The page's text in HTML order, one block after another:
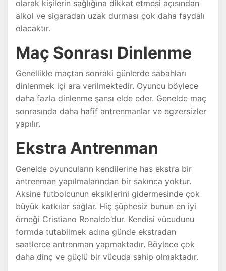
olarak kişilerin sağlığına dikkat etmesi açısından
alkol ve sigaradan uzak durması çok daha faydalı
olacaktır.
Maç Sonrası Dinlenme
Genellikle maçtan sonraki günlerde sabahları
dinlenmek içi ara verilmektedir. Oyuncu böylece
daha fazla dinlenme şansı elde eder. Genelde maç
sonrasında daha hafif antrenmanlar ve egzersizler
yapılır.
Ekstra Antrenman
Genelde oyuncuların kendilerine has ekstra bir
antrenman yapılmalarından bir sakınca yoktur.
Aksine futbolcunun eksiklerini gidermesinde çok
büyük katkılar sağlar. Hiç şüphesiz bunun en iyi
örneği Cristiano Ronaldo’dur. Kendisi vücudunu
formda tutabilmek adına günde ekstradan
saatlerce antrenman yapmaktadır. Böylece çok
daha dinç ve güçlü bir vücuda sahip olmaktadır.